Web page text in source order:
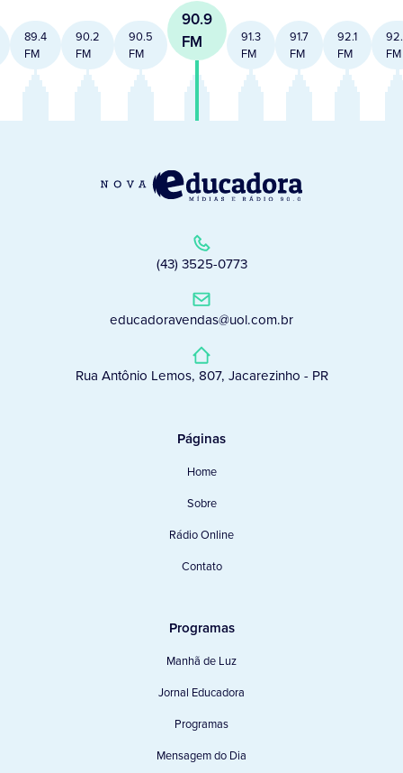
89.4
FM
90.2
FM
90.5
FM
90.9
FM
91.3
FM
91.7
FM
92.1
FM
FM
(43) 3525-0773
educadoravendas@uol.com.br
Rua Antônio Lemos, 807, Jacarezinho - PR
Páginas
Home
Sobre
Rádio Online
Contato
Programas
Manhã de Luz
Jornal Educadora
Programas
Mensagem do Dia